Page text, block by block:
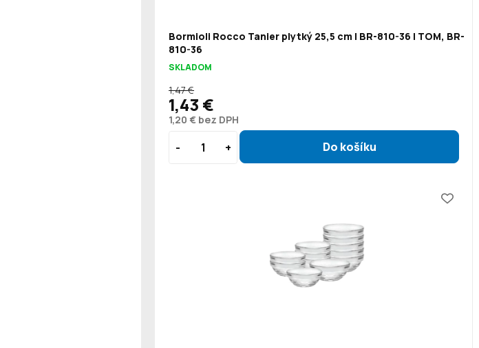
Bormioli Rocco Tanier plytký 25,5 cm | BR-810-36 | TOM, BR-
810-36
SKLADOM
1,20 € bez DPH
1,47 €
1,43 €